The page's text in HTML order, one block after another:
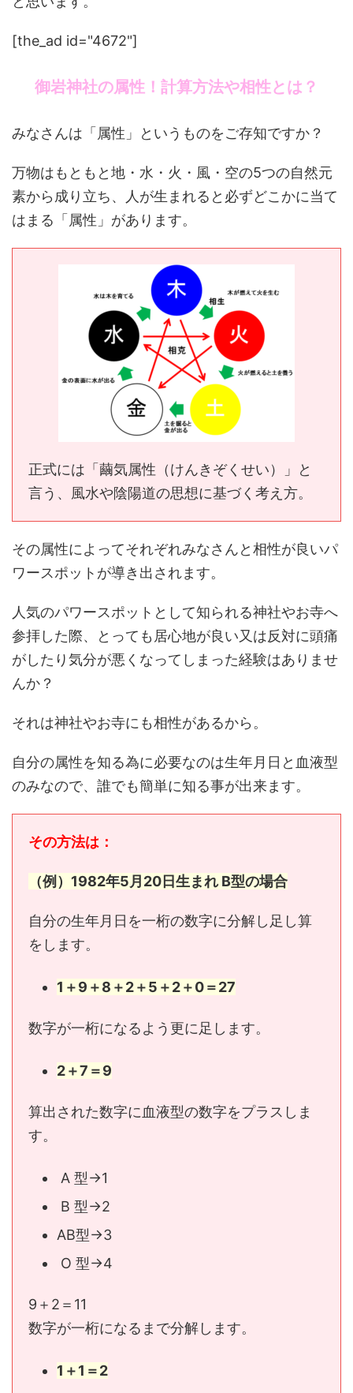
[the_ad id="4672"]
御岩神社の属性！計算方法や相性とは？
みなさんは「属性」というものをご存知ですか？
万物はもともと地・水・火・風・空の5つの自然元
素から成り立ち、人が生まれると必ずどこかに当て
はまる「属性」があります。
正式には「繭気属性（けんきぞくせい）」と
言う、風水や陰陽道の思想に基づく考え方。
その属性によってそれぞれみなさんと相性が良いパ
ワースポットが導き出されます。
人気のパワースポットとして知られる神社やお寺へ
参拝した際、とっても居心地が良い又は反対に頭痛
がしたり気分が悪くなってしまった経験はありませ
んか？
それは神社やお寺にも相性があるから。
自分の属性を知る為に必要なのは生年月日と血液型
のみなので、誰でも簡単に知る事が出来ます。
その方法は：
（例）1982年5月20日生まれ B型の場合
自分の生年月日を一桁の数字に分解し足し算
をします。
1＋9＋8＋2＋5＋2＋0＝27
数字が一桁になるよう更に足します。
2＋7＝9
算出された数字に血液型の数字をプラスしま
す。
A 型→1
B 型→2
AB型→3
O 型→4
9＋2＝11
数字が一桁になるまで分解します。
1＋1＝2